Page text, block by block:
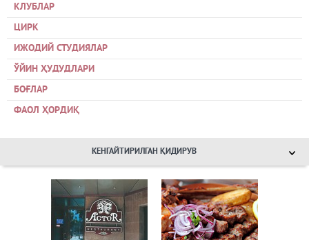
КЛУБЛАР
ЦИРК
ИЖОДИЙ СТУДИЯЛАР
ЎЙИН ҲУДУДЛАРИ
БОҒЛАР
ФАОЛ ҲОРДИҚ
КЕНГАЙТИРИЛГАН ҚИДИРУВ